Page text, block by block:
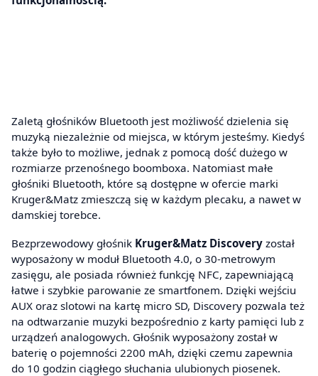
Zaletą głośników Bluetooth jest możliwość dzielenia się
muzyką niezależnie od miejsca, w którym jesteśmy. Kiedyś
także było to możliwe, jednak z pomocą dość dużego w
rozmiarze przenośnego boomboxa. Natomiast małe
głośniki Bluetooth, które są dostępne w ofercie marki
Kruger&Matz zmieszczą się w każdym plecaku, a nawet w
damskiej torebce.
Bezprzewodowy głośnik Kruger&Matz Discovery został
wyposażony w moduł Bluetooth 4.0, o 30-metrowym
zasięgu, ale posiada również funkcję NFC, zapewniającą
łatwe i szybkie parowanie ze smartfonem. Dzięki wejściu
AUX oraz slotowi na kartę micro SD, Discovery pozwala też
na odtwarzanie muzyki bezpośrednio z karty pamięci lub z
urządzeń analogowych. Głośnik wyposażony został w
baterię o pojemności 2200 mAh, dzięki czemu zapewnia
do 10 godzin ciągłego słuchania ulubionych piosenek.